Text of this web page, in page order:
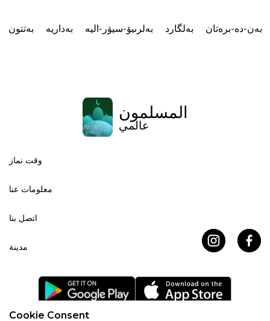
Cookie Consent
بەتتون بەداريە بەلرىيۆ-سيۋر-اليە بەلگارد بەن-دە-برەتان
المسلمون
عالمي
وقت نماز
معلومات عنا
اتصل بنا
مدينة